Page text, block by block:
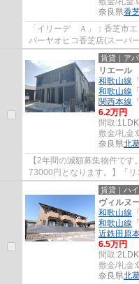
奈良県香
「イリーデ Ａ」：香芝市
パーヤオヒコ香芝店(スーパ
駐輪場が利用可能な物件で
賃貸｜アパ
リエール
和歌山線 「
和歌山線 「
関西本線 「
6.2万円
間取:
敷金/礼金:
奈良県北
【2年間の減額募集物件で
73000円となります。】「
王寺畠田４丁目店まで徒歩6
賃貸｜ハ
ヴィルヌ
和歌山線 「
和歌山線 「
近鉄田原
6.5万円
間取:
敷金/礼金:
奈良県北